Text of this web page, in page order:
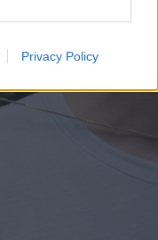
Privacy Policy